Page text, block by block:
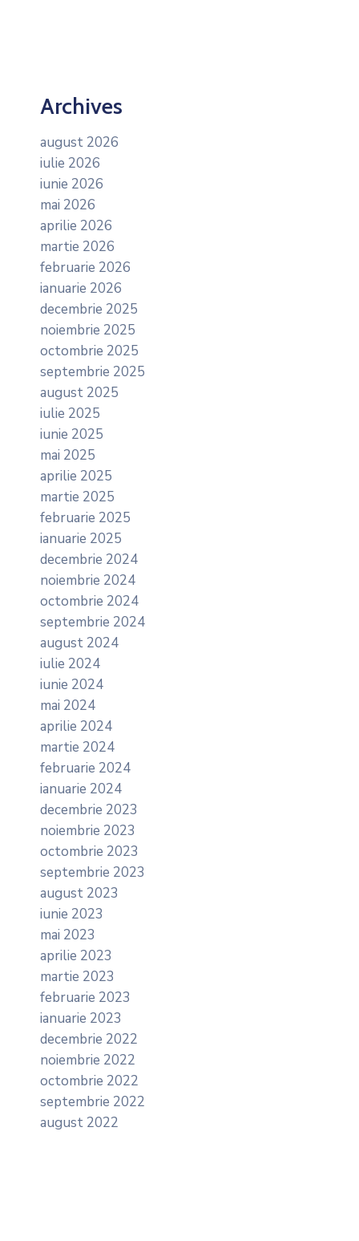
Archives
august 2026
iulie 2026
iunie 2026
mai 2026
aprilie 2026
martie 2026
februarie 2026
ianuarie 2026
decembrie 2025
noiembrie 2025
octombrie 2025
septembrie 2025
august 2025
iulie 2025
iunie 2025
mai 2025
aprilie 2025
martie 2025
februarie 2025
ianuarie 2025
decembrie 2024
noiembrie 2024
octombrie 2024
septembrie 2024
august 2024
iulie 2024
iunie 2024
mai 2024
aprilie 2024
martie 2024
februarie 2024
ianuarie 2024
decembrie 2023
noiembrie 2023
octombrie 2023
septembrie 2023
august 2023
iunie 2023
mai 2023
aprilie 2023
martie 2023
februarie 2023
ianuarie 2023
decembrie 2022
noiembrie 2022
octombrie 2022
septembrie 2022
august 2022